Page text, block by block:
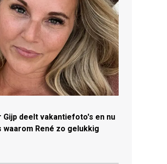
Gijp deelt vakantiefoto's en nu
waarom René zo gelukkig